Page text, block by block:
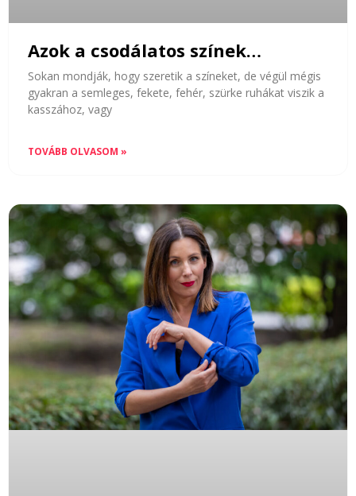
Azok a csodálatos színek…
Sokan mondják, hogy szeretik a színeket, de végül mégis
gyakran a semleges, fekete, fehér, szürke ruhákat viszik a
kasszához, vagy
TOVÁBB OLVASOM »